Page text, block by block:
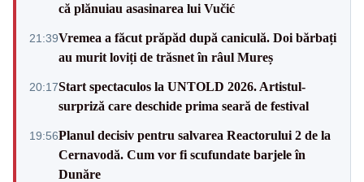
că plănuiau asasinarea lui Vučić
21:39Vremea a făcut prăpăd după caniculă. Doi bărbați
au murit loviți de trăsnet în râul Mureș
20:17Start spectaculos la UNTOLD 2026. Artistul-
surpriză care deschide prima seară de festival
19:56Planul decisiv pentru salvarea Reactorului 2 de la
Cernavodă. Cum vor fi scufundate barjele în
Dunăre